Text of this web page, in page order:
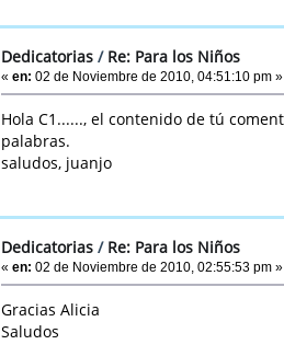
Dedicatorias / Re: Para los Niños
«en: 02 de Noviembre de 2010, 04:51:10 pm »
Hola C1......, el contenido de tú
palabras.
saludos, juanjo
Dedicatorias / Re: Para los Niños
«en: 02 de Noviembre de 2010, 02:55:53 pm »
Gracias Alicia
Saludos